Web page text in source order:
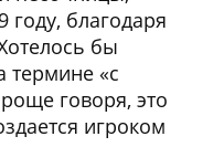
году, благодаря
бы
термине «с
говоря, это
игроком